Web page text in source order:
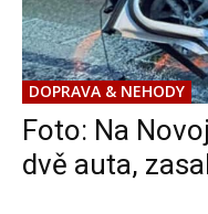
DOPRAVA & NEHODY
Foto: Na
dvě auta,